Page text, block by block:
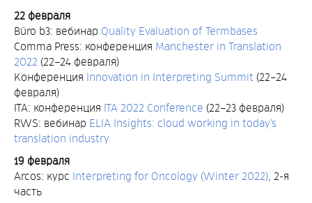
22 февраля
Büro b3: вебинар Quality Evaluation of Termbases
Comma Press: конференция Manchester in Translation
2022 (22–24 февраля)
Конференция
Innovation in Interpreting Summit (22–24
февраля)
ITA: конференция ITA 2022 Conference (22–23 февраля)
RWS: вебинар ELIA Insights: cloud working in today’s
translation industry
19 февраля
Arcos: курс
Interpreting for Oncology (Winter 2022) , 2-я
часть